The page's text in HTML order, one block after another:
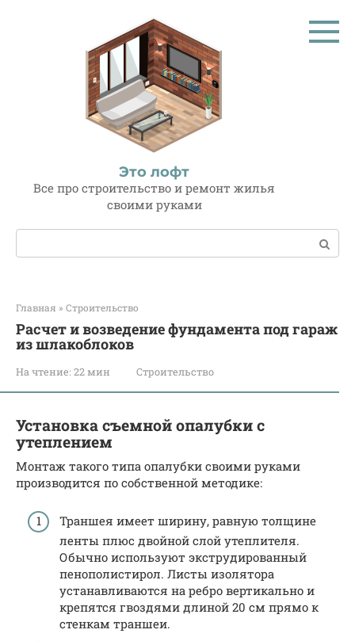
Это лофт
Все про строительство и ремонт жилья
своими руками
Поиск:
Главная » Строительство
Расчет и возведение фундамента под гараж
из шлакоблоков
На чтение: 22 мин Строительство
Установка съемной опалубки с
утеплением
Монтаж такого типа опалубки своими руками
производится по собственной методике:
Траншея имеет ширину, равную толщине
ленты плюс двойной слой утеплителя.
Обычно используют экструдированный
пенополистирол. Листы изолятора
устанавливаются на ребро вертикально и
крепятся гвоздями длиной 20 см прямо к
стенкам траншеи.